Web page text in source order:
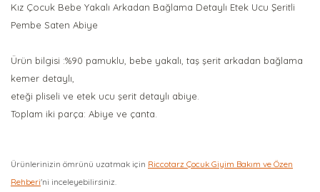
Kız Çocuk Bebe Yakalı Arkadan Bağlama Detaylı Etek Ucu Şeritli
Pembe Saten Abiye
Ürün bilgisi :%90 pamuklu, bebe yakalı, taş şerit arkadan bağlama
kemer detaylı,
eteği pliseli ve etek ucu şerit detaylı abiye.
Toplam iki parça: Abiye ve çanta.
Ürünlerinizin ömrünü uzatmak için Riccotarz Çocuk Giyim Bakım ve Özen
Rehberi'ni inceleyebilirsiniz.